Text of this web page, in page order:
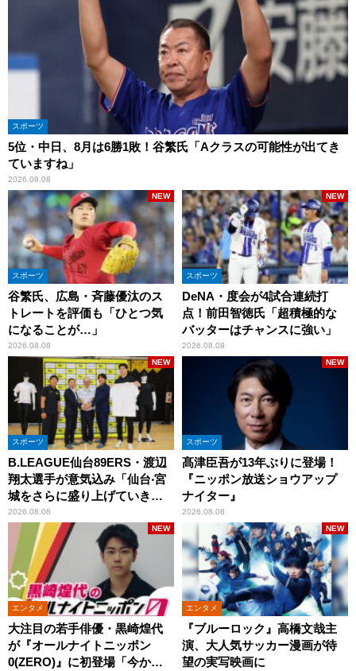
スポーツ
5位・中日、8月は6勝1敗！谷繁氏「Aクラスの可能性が出てき
ていますね」
2026.08.08
スポーツ
谷繁氏、広島・斉藤優汰のス
トレートを評価も「ひとつ気
になることが…」
2026.08.08
NEW
スポーツ
DeNA・度会が4試合連続打
点！前田智徳氏「超積極的な
バッターはチャンスに強い」
2026.08.08
NEW
スポーツ
B.LEAGUE仙台89ERS・渡辺
翔太選手が意気込み「仙台‧宮
城をさらに盛り上げていきた
いです」
2026.08.08
NEW
スポーツ
髙津臣吾が13年ぶりに登場！
『ニッポン放送ショウアップ
ナイター』
2026.08.08
NEW
エンタメ
大注目の若手俳優・黒崎煌代
が『オールナイトニッポン
0(ZERO)』に初登場「今から
NEW
エンタメ
『ブルーロック』高橋文哉主
演、大人気サッカー漫画が待
望の実写映画に
NEW